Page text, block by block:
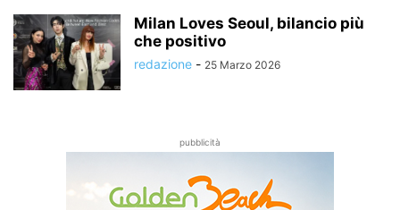
Milan Loves Seoul, bilancio più
che positivo
redazione - 25 Marzo 2026
pubblicità